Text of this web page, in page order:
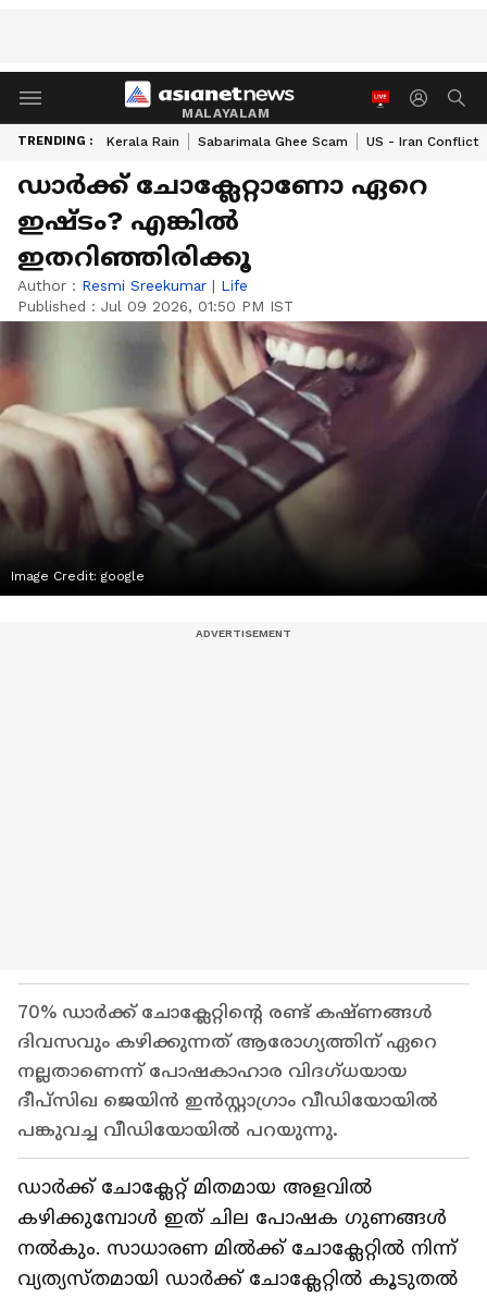
MALAYALAM
TRENDING : Kerala Rain Sabarimala Ghee Scam US - Iran Conflict
ഡാർക്ക് ചോക്ലേറ്റാണോ ഏറെ
ഇഷ്ടം? എങ്കിൽ
ഇതറിഞ്ഞിരിക്കൂ
Author : Resmi Sreekumar | Life
Published : Jul 09 2026, 01:50 PM IST
Image Credit: google
70% ഡാർക്ക് ചോക്ലേറ്റിന്റെ രണ്ട് കഷ്ണങ്ങൾ
ദിവസവും കഴിക്കുന്നത് ആരോ​ഗ്യത്തിന് ഏറെ
നല്ലതാണെന്ന് പോഷകാഹാര വിദഗ്ധയായ
ദീപ്സിഖ ജെയിൻ ഇൻസ്റ്റാഗ്രാം വീഡിയോയിൽ
പങ്കുവച്ച വീഡിയോയിൽ പറയുന്നു.
ഡാർക്ക് ചോക്ലേറ്റ് മിതമായ അളവിൽ
കഴിക്കുമ്പോൾ ഇത് ചില പോഷക ഗുണങ്ങൾ
നൽകും. സാധാരണ മിൽക്ക് ചോക്ലേറ്റിൽ നിന്ന്
വ്യത്യസ്തമായി ഡാർക്ക് ചോക്ലേറ്റിൽ കൂടുതൽ